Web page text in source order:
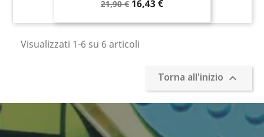
21,90 € 16,43 €
Visualizzati 1-6 su 6 articoli
Torna all'inizio 